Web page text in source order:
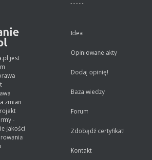
jest
zmian
-
jakości
Idea
Opiniowane akty
Dodaj opinię!
Baza wiedzy
Forum
Zdobądź certyfikat!
Kontakt